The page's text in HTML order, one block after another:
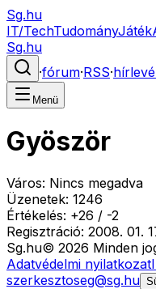
Sg.hu
IT/TechTudományJáték
Sg.hu
·fórum·RSS·
Menü
Gyöször
Város: Nincs megadva
Üzenetek: 1246
Értékelés: +26 / -2
Regisztráció: 2008. 01.
Sg.hu© 2026 Minden
Adatvédelmi nyilatkozat
szerkesztoseg@sg.hu